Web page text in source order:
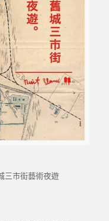
三市街藝術夜遊